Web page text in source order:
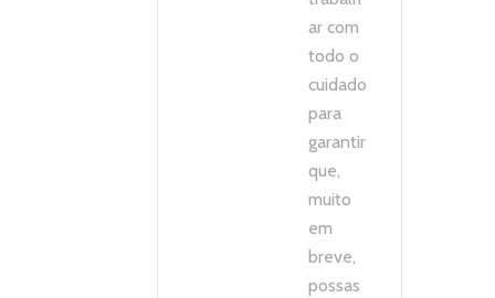
ar com
todo o
cuidado
para
garantir
que,
muito
em
breve,
possas